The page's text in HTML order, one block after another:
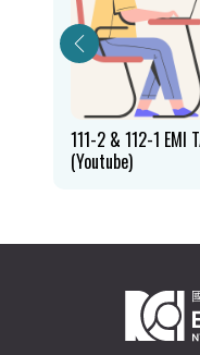
111-2 & 112-1 EMI
(Youtube)